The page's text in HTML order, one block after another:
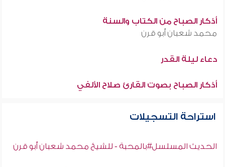
أذكار الصباح من الكتاب والسنة
محمد شعبان أبو قرن
دعاء ليلة القدر
أذكار الصباح بصوت القارئ صلاح الألفي
استراحة التسجيلات
الحديث المسلسل#بالمحبة - للشيخ محمد شعبان أبو قرن